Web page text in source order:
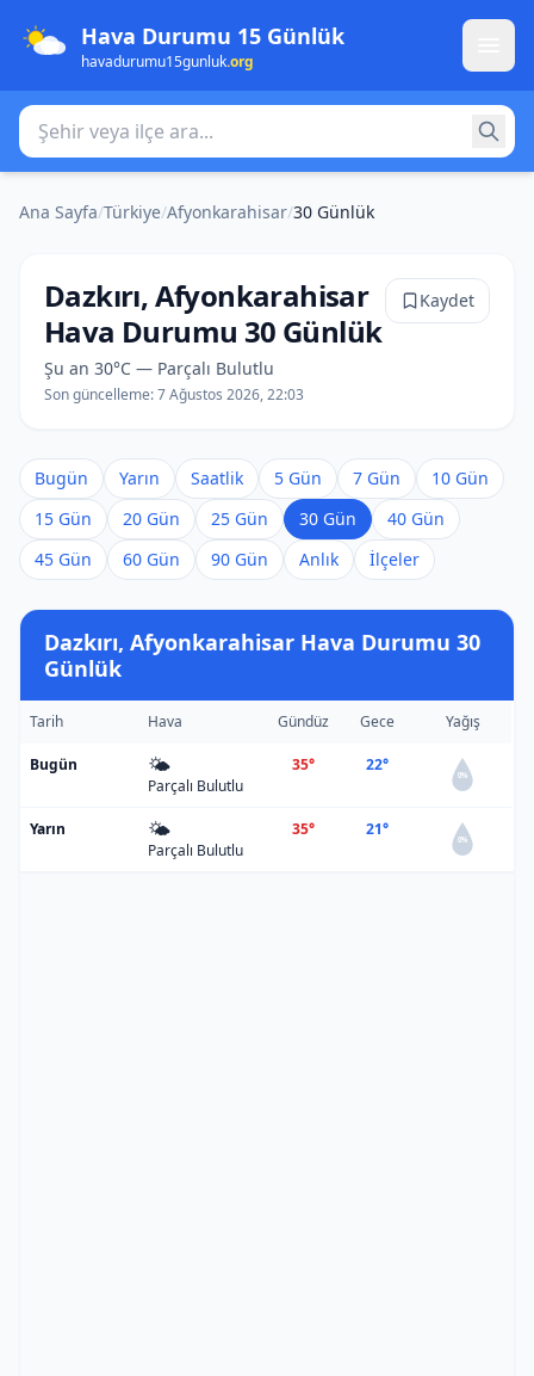
Hava Durumu 15 Günlük
havadurumu15gunluk.org
Şehir veya ilçe ara
Ana Sayfa/Türkiye/Afyonkarahisar/30 Günlük
Dazkırı, Afyonkarahisar
Hava Durumu 30 Günlük
Şu an 30°C — Parçalı Bulutlu
Son güncelleme:7 Ağustos 2026, 22:03
Kaydet
Bugün Yarın Saatlik 5 Gün 7 Gün
10 Gün
15 Gün
20 Gün 25 Gün 30 Gün
40 Gün
45 Gün
60 Gün 90 Gün Anlık İlçeler
Dazkırı, Afyonkarahisar Hava Durumu 30
Günlük
Tarih Hava Gündüz Gece Yağış
Bugün 🌤️
Parçalı Bulutlu
35° 22°
0%
Yarın 🌤️
Parçalı Bulutlu
35° 21°
0%